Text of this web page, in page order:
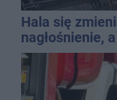
Hala się
nagłośnienie,
QEMETICA